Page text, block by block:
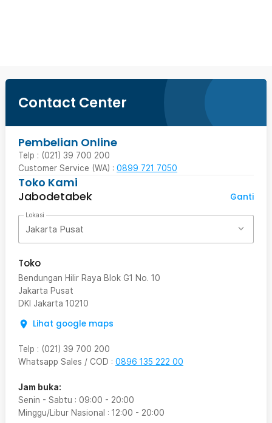
Contact Center
Pembelian Online
Telp : (021) 39 700 200
Customer Service (WA) : 0899 721 7050
Toko Kami
Jabodetabek
Ganti
Lokasi
Jakarta Pusat
Toko
Bendungan Hilir Raya Blok G1 No. 10
Jakarta Pusat
DKI Jakarta 10210
Lihat google maps
Telp : (021) 39 700 200
Whatsapp Sales / COD : 0896 135 222 00
Jam buka:
Senin - Sabtu : 09:00 - 20:00
Minggu/Libur Nasional : 12:00 - 20:00